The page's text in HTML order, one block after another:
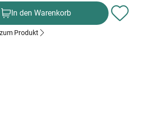
In den Warenkorb
Produkt